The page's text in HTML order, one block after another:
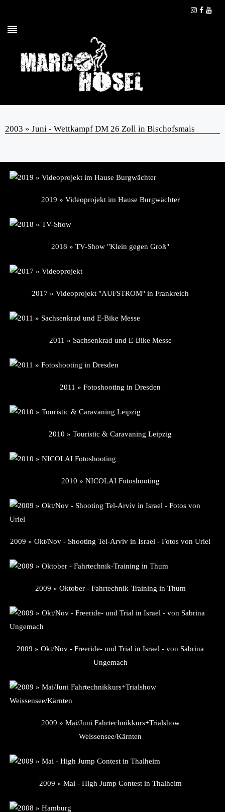
2003 » Juni - Wettkampf DM 26 Zoll in Bischofsmais
2019 » Videoprojekt im Hause Burgwächter
2018 » TV-Show "Klein gegen Groß"
2017 » Videoprojekt "AUFSTROM" in Frankreich
2011 » Sachsenkrad und E-Bike Messe
2011 » Fotoshooting in Dresden
2010 » Touristic & Caravaning Leipzig
2010 » NICOLAI Fotoshooting
2009 » Okt/Nov - Shooting Tel-Arviv in Israel - Fotos von Uriel
2009 » Oktober - Fahrtechnik-Training in Thum
2009 » Okt/Nov - Freeride- und Trial in Israel - von Sabrina
Ungemach
2009 » Mai/Juni Fahrtechnikkurs+Trialshow
Weissensee/Kärnten
2009 » Mai - High Jump Contest in Thalheim